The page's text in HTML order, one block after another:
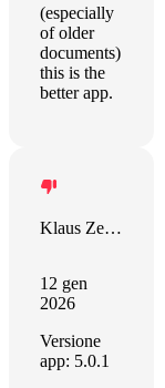
(especially
of older
documents)
this is the
better app.
Klaus Zellweger
12 gen
2026
Versione
app: 5.0.1